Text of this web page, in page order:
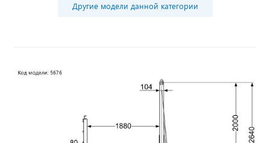
Другие модели данной категории